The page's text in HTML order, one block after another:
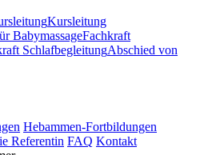
Kursleitung
BabymassageFachkraft
SchlafbegleitungAbschied von
Hebammen-Fortbildungen
Referentin FAQ Kontakt